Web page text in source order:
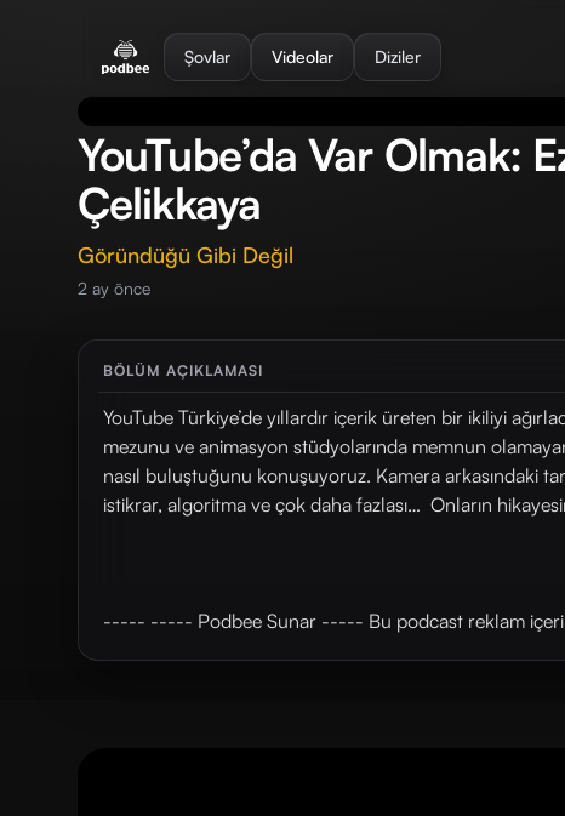
Şovlar Videolar Diziler
YouTube’da Var Olmak:
Çelikkaya
Göründüğü Gibi Değil
2 ay önce
BÖLÜM AÇIKLAMASI
YouTube Türkiye’de yıllardır içerik üreten bir ikiliyi
mezunu ve animasyon stüdyolarında memnun
nasıl buluştuğunu konuşuyoruz. Kamera arkasındaki
istikrar, algoritma ve çok daha fazlası… Onların
----- ----- Podbee Sunar ----- Bu podcast reklam